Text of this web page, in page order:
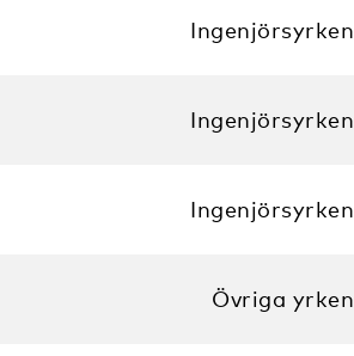
Ingenjörsyrken
Ingenjörsyrken
Ingenjörsyrken
Övriga yrken